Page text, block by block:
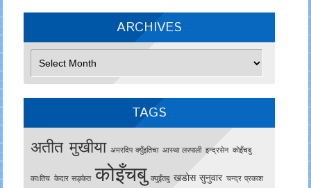
ARCHIVES
TAGS
अतीत मुखीया अमरदिप क्युँइतिचा आस्था लस्पाली इन्द्रसेन काेइँचबु
काःतिच केदार सङ्केत कोइँचबु क्युइँतबु खडोस सुनुवार चन्द्र प्रकाश